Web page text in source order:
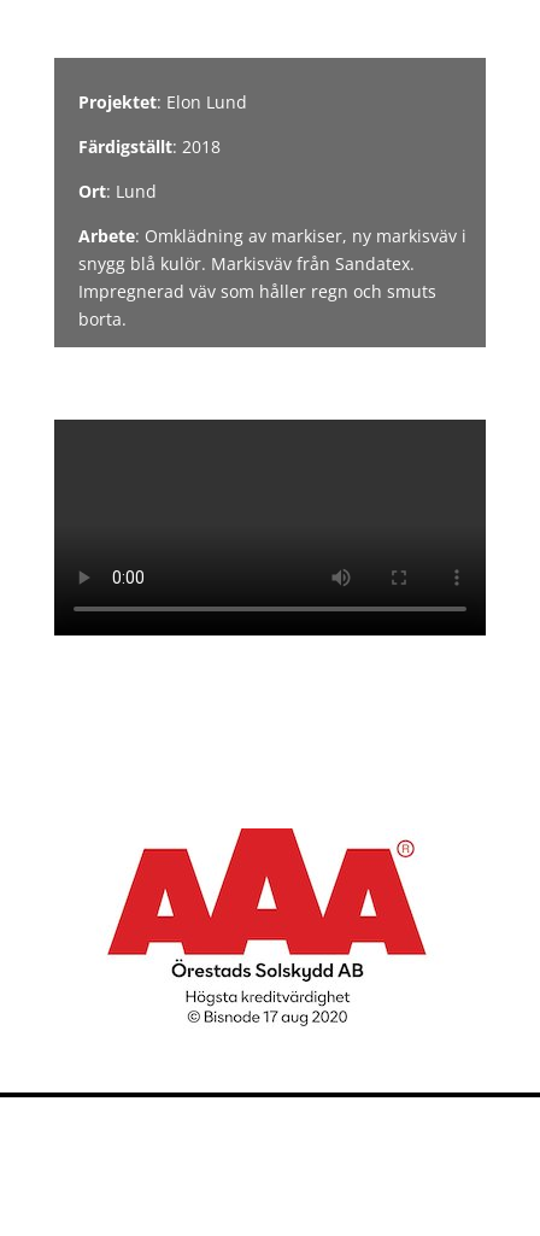
Projektet: Elon Lund
Färdigställt: 2018
Ort: Lund
Arbete: Omklädning av markiser, ny markisväv i
snygg blå kulör. Markisväv från Sandatex.
Impregnerad väv som håller regn och smuts
borta.